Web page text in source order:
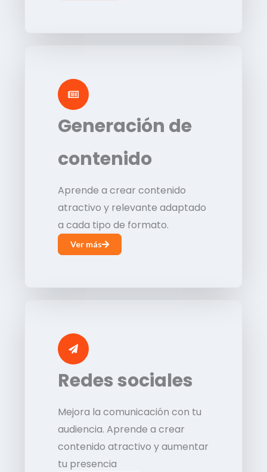
Generación de
contenido
Aprende a crear contenido
atractivo y relevante adaptado
a cada tipo de formato.
Ver más
Redes sociales
Mejora la comunicación con tu
audiencia. Aprende a crear
contenido atractivo y aumentar
tu presencia